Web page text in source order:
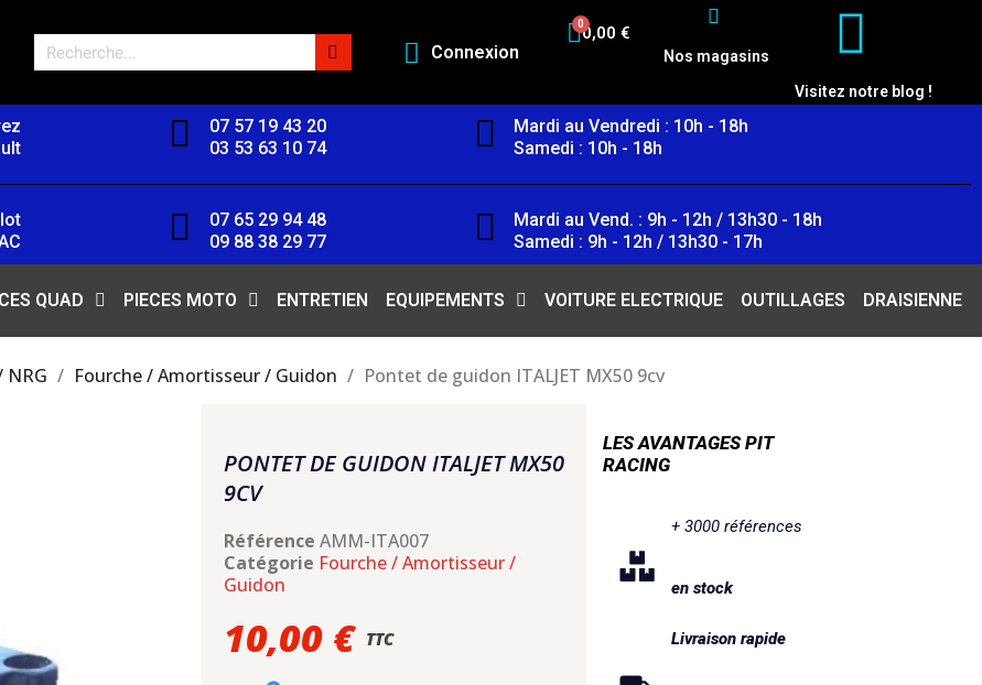
Connexion
0,00 €
Nos magasins
Visitez notre blog !
07 57 19 43 20
03 53 63 10 74
Mardi au Vendredi : 10h - 18h
Samedi : 10h - 18h
07 65 29 94 48
09 88 38 29 77
Mardi au Vend. : 9h - 12h / 13h30 - 18h
Samedi : 9h - 12h / 13h30 - 17h
QUAD PIECES MOTO ENTRETIEN EQUIPEMENTS VOITURE ELECTRIQUE OUTILLAGES DRAISIENNE
NRG Fourche / Amortisseur / Guidon Pontet de guidon ITALJET MX50 9cv
PONTET DE GUIDON ITALJET MX50
9CV
Référence AMM-ITA007
Catégorie Fourche / Amortisseur /
Guidon
10,00 € TTC
LES AVANTAGES PIT
RACING
+ 3000 références
en stock
Livraison rapide